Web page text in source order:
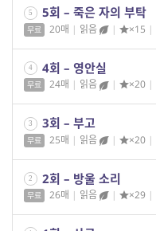
5 5회 – 죽은 자의 부탁
무료 20매 | 읽음 | ×15 |
4 4회 – 영안실
무료 24매 | 읽음 | ×20 |
3 3회 – 부고
무료 25매 | 읽음 | ×20 |
2 2회 – 방울 소리
무료 26매 | 읽음 | ×29 |